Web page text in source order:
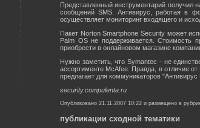
Представленный инструментарий получил
сообщений SMS. Антивирус, работая в
осуществляет мониторинг входящего и
Пакет Norton Smartphone Security может
Palm OS не поддерживается. Стоимость
приобрести в онлайновом магазине
Нужно заметить, что Symantec - не
ассортименте McAfee. Правда, в отличие
предлагает для коммуникаторов "Антивирус
security.compulenta.ru
Опубликовано 21.11.2007 10:22 и размещено в
публикации сходной тематики